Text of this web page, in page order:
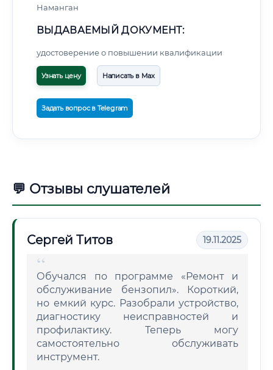
Наманган
ВЫДАВАЕМЫЙ ДОКУМЕНТ:
удостоверение о повышении квалификации
Узнать цену Написать в Max
Задать вопрос в Telegram
💬 Отзывы слушателей
Сергей Титов 19.11.2025
Обучался по программе «Ремонт и
обслуживание бензопил». Короткий,
но емкий курс. Разобрали устройство,
диагностику неисправностей и
профилактику. Теперь могу
самостоятельно обслуживать
инструмент.